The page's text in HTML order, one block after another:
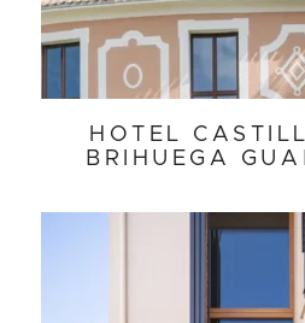
HOTEL
BRIHUEGA